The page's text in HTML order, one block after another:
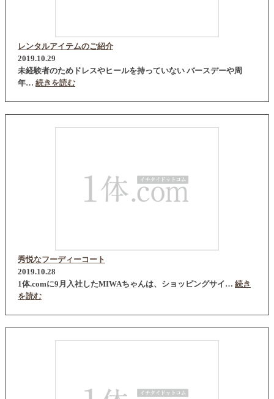
レンタルアイテムのご紹介
2019.10.29
未経験者のためドレスやヒールを持っていない バースデーや周
年… 続きを読む
秀悦なフーディーコート
2019.10.28
1体.comに9月入社したMIWAちゃんは、ショッピングサイ… 続き
を読む